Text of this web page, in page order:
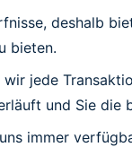
deshalb
bieten.
jede
und Sie die
immer